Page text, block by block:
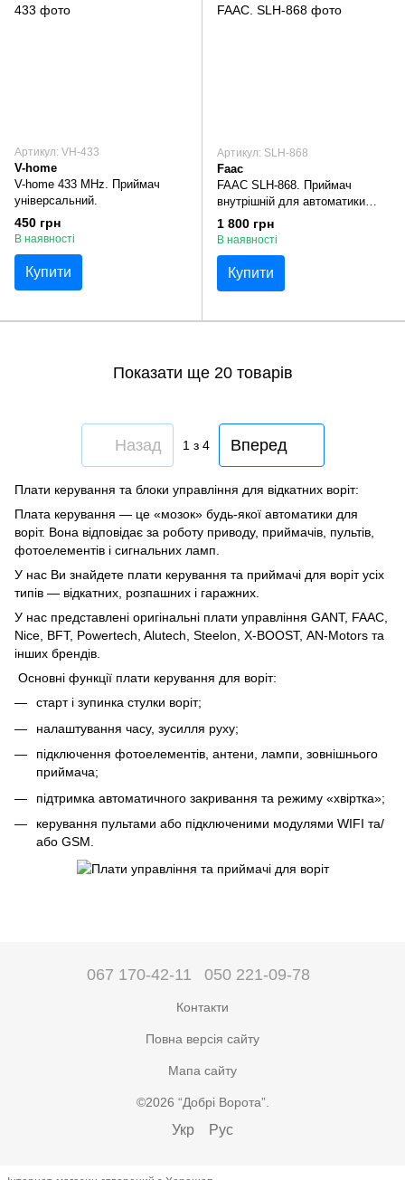
Артикул: VH-433
V-home
V-home 433 MHz. Приймач
універсальний.
450 грн
В наявності
Купити
Артикул: SLH-868
Faac
FAAC SLH-868. Приймач
внутрішній для автоматики
FAAC.
1 800 грн
В наявності
Купити
Показати ще 20 товарів
Назад 1з 4 Вперед
Плати керування та блоки управління для відкатних воріт:
Плата керування — це «мозок» будь-якої автоматики для
воріт. Вона відповідає за роботу приводу, приймачів, пультів,
фотоелементів і сигнальних ламп.
У нас Ви знайдете плати керування та приймачі для воріт усіх
типів — відкатних, розпашних і гаражних.
У нас представлені оригінальні плати управління GANT, FAAC,
Nice, BFT, Powertech, Alutech, Steelon, X-BOOST, AN-Motors та
інших брендів.
Основні функції плати керування для воріт:
старт і зупинка стулки воріт;
налаштування часу, зусилля руху;
підключення фотоелементів, антени, лампи, зовнішнього
приймача;
підтримка автоматичного закривання та режиму «хвіртка»;
керування пультами або підключеними модулями WIFI та/
або GSM.
067 170-42-11 050 221-09-78
Контакти
Повна версія сайту
Мапа сайту
©2026 “Добрі Ворота”.
Укр Рус